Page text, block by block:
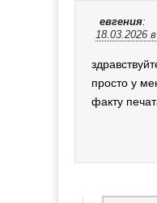
евгения:
18.03.2026
просто у
факту